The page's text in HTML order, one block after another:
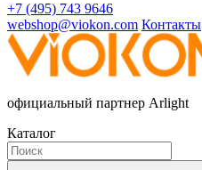
+7 (495) 743 9646
webshop@viokon.com Контакты
официальный партнер Arlight
Каталог